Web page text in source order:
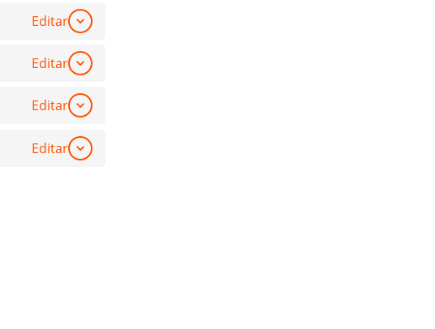
Editar
Editar
Editar
Editar